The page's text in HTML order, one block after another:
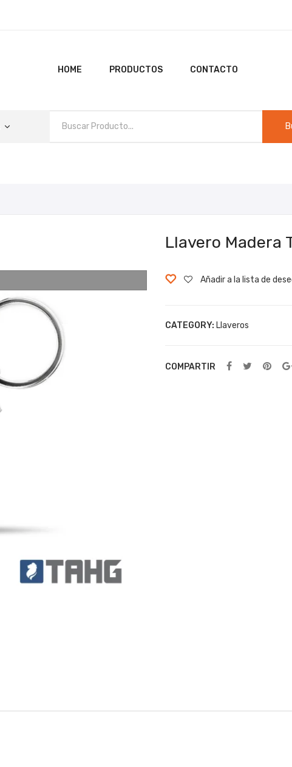
HOME PRODUCTOS CONTACTO
Llavero Madera
Añadir a la lista de
CATEGORY: Llaveros
COMPARTIR